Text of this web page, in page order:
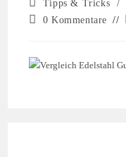
Tipps & Tricks
/
0 Kommentare